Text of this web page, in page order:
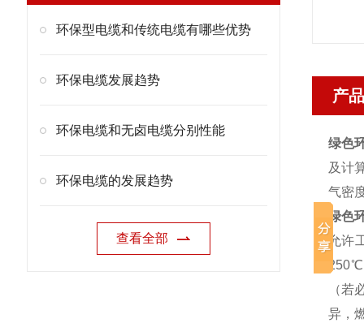
环保型电缆和传统电缆有哪些优势
环保电缆发展趋势
环保电缆和无卤电缆分别性能
环保电缆的发展趋势
查看全部
产
绿色
及计
气密
绿色
允许
（
异，